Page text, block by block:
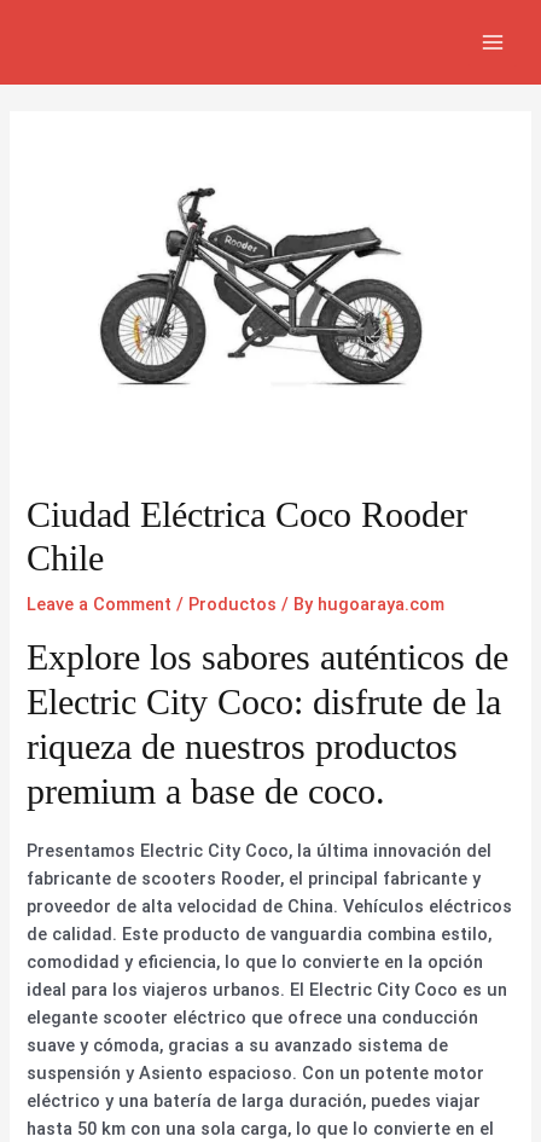
Ciudad Eléctrica Coco Rooder
Chile
Leave a Comment / Productos / By hugoaraya.com
Explore los sabores auténticos de
Electric City Coco: disfrute de la
riqueza de nuestros productos
premium a base de coco.
Presentamos Electric City Coco, la última innovación del
fabricante de scooters Rooder, el principal fabricante y
proveedor de alta velocidad de China. Vehículos eléctricos
de calidad. Este producto de vanguardia combina estilo,
comodidad y eficiencia, lo que lo convierte en la opción
ideal para los viajeros urbanos. El Electric City Coco es un
elegante scooter eléctrico que ofrece una conducción
suave y cómoda, gracias a su avanzado sistema de
suspensión y Asiento espacioso. Con un potente motor
eléctrico y una batería de larga duración, puedes viajar
hasta 50 km con una sola carga, lo que lo convierte en el